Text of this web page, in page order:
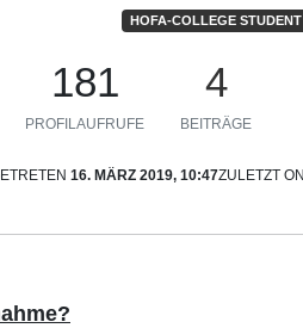
HOFA-COLLEGE STUDENT
181
PROFILAUFRUFE
4
BEITRÄGE
16. MÄRZ 2019, 10:47ZULETZT